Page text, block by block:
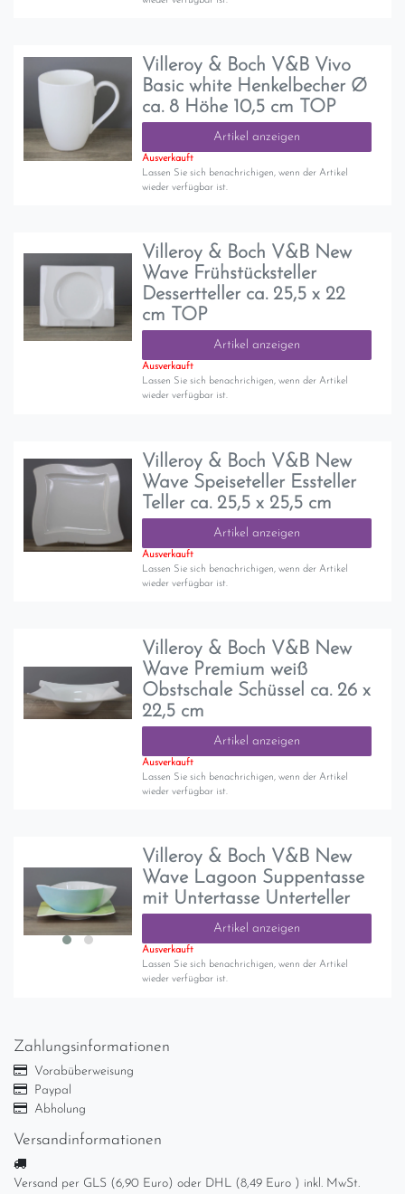
Villeroy & Boch V&B Vivo
Basic white Henkelbecher Ø
ca. 8 Höhe 10,5 cm TOP
Artikel anzeigen
Ausverkauft
Lassen Sie sich benachrichigen, wenn der Artikel
wieder verfügbar ist.
Villeroy & Boch V&B New
Wave Frühstücksteller
Dessertteller ca. 25,5 x 22
cm TOP
Artikel anzeigen
Ausverkauft
Lassen Sie sich benachrichigen, wenn der Artikel
wieder verfügbar ist.
Villeroy & Boch V&B New
Wave Speiseteller Essteller
Teller ca. 25,5 x 25,5 cm
Artikel anzeigen
Ausverkauft
Lassen Sie sich benachrichigen, wenn der Artikel
wieder verfügbar ist.
Villeroy & Boch V&B New
Wave Premium weiß
Obstschale Schüssel ca. 26 x
22,5 cm
Artikel anzeigen
Ausverkauft
Lassen Sie sich benachrichigen, wenn der Artikel
wieder verfügbar ist.
Villeroy & Boch V&B New
Wave Lagoon Suppentasse
mit Untertasse Unterteller
Artikel anzeigen
Ausverkauft
Lassen Sie sich benachrichigen, wenn der Artikel
wieder verfügbar ist.
Zahlungsinformationen
Vorabüberweisung
Paypal
Abholung
Versandinformationen
Versand per GLS (6,90 Euro) oder DHL (8,49 Euro ) inkl. MwSt.